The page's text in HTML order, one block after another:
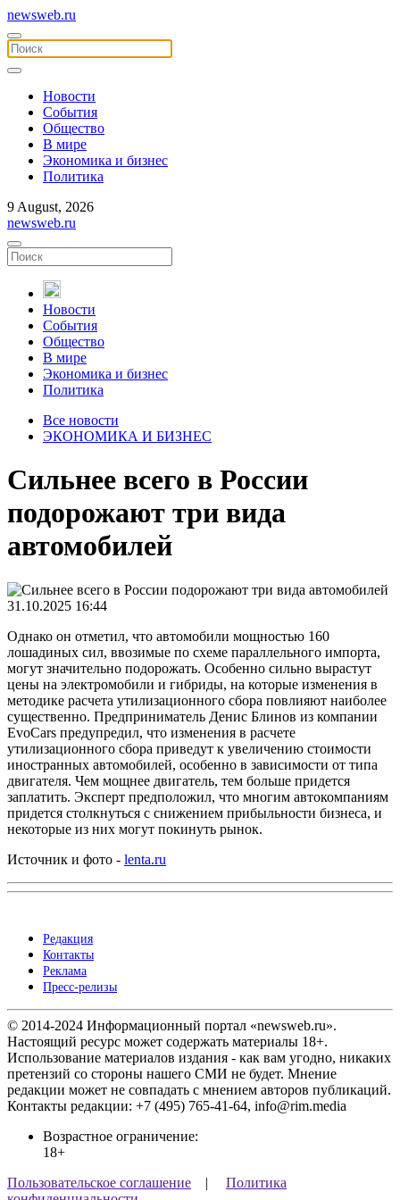
newsweb.ru
Новости
События
Общество
В мире
Экономика и бизнес
Политика
9 August, 2026
newsweb.ru
Новости
События
Общество
В мире
Экономика и бизнес
Политика
Все новости
ЭКОНОМИКА И БИЗНЕС
Сильнее всего в России
подорожают три вида
автомобилей
31.10.2025 16:44
Однако он отметил, что автомобили мощностью 160
лошадиных сил, ввозимые по схеме параллельного импорта,
могут значительно подорожать. Особенно сильно вырастут
цены на электромобили и гибриды, на которые изменения в
методике расчета утилизационного сбора повлияют наиболее
существенно. Предприниматель Денис Блинов из компании
EvoCars предупредил, что изменения в расчете
утилизационного сбора приведут к увеличению стоимости
иностранных автомобилей, особенно в зависимости от типа
двигателя. Чем мощнее двигатель, тем больше придется
заплатить. Эксперт предположил, что многим автокомпаниям
придется столкнуться с снижением прибыльности бизнеса, и
некоторые из них могут покинуть рынок.
Источник и фото - lenta.ru
Редакция
Контакты
Реклама
Пресс-релизы
© 2014-2024 Информационный портал «newsweb.ru».
Настоящий ресурс может содержать материалы 18+.
Использование материалов издания - как вам угодно, никаких
претензий со стороны нашего СМИ не будет. Мнение
редакции может не совпадать с мнением авторов публикаций.
Контакты редакции: +7 (495) 765-41-64, info@rim.media
Возрастное ограничение:
18+
Пользовательское соглашение | Политика